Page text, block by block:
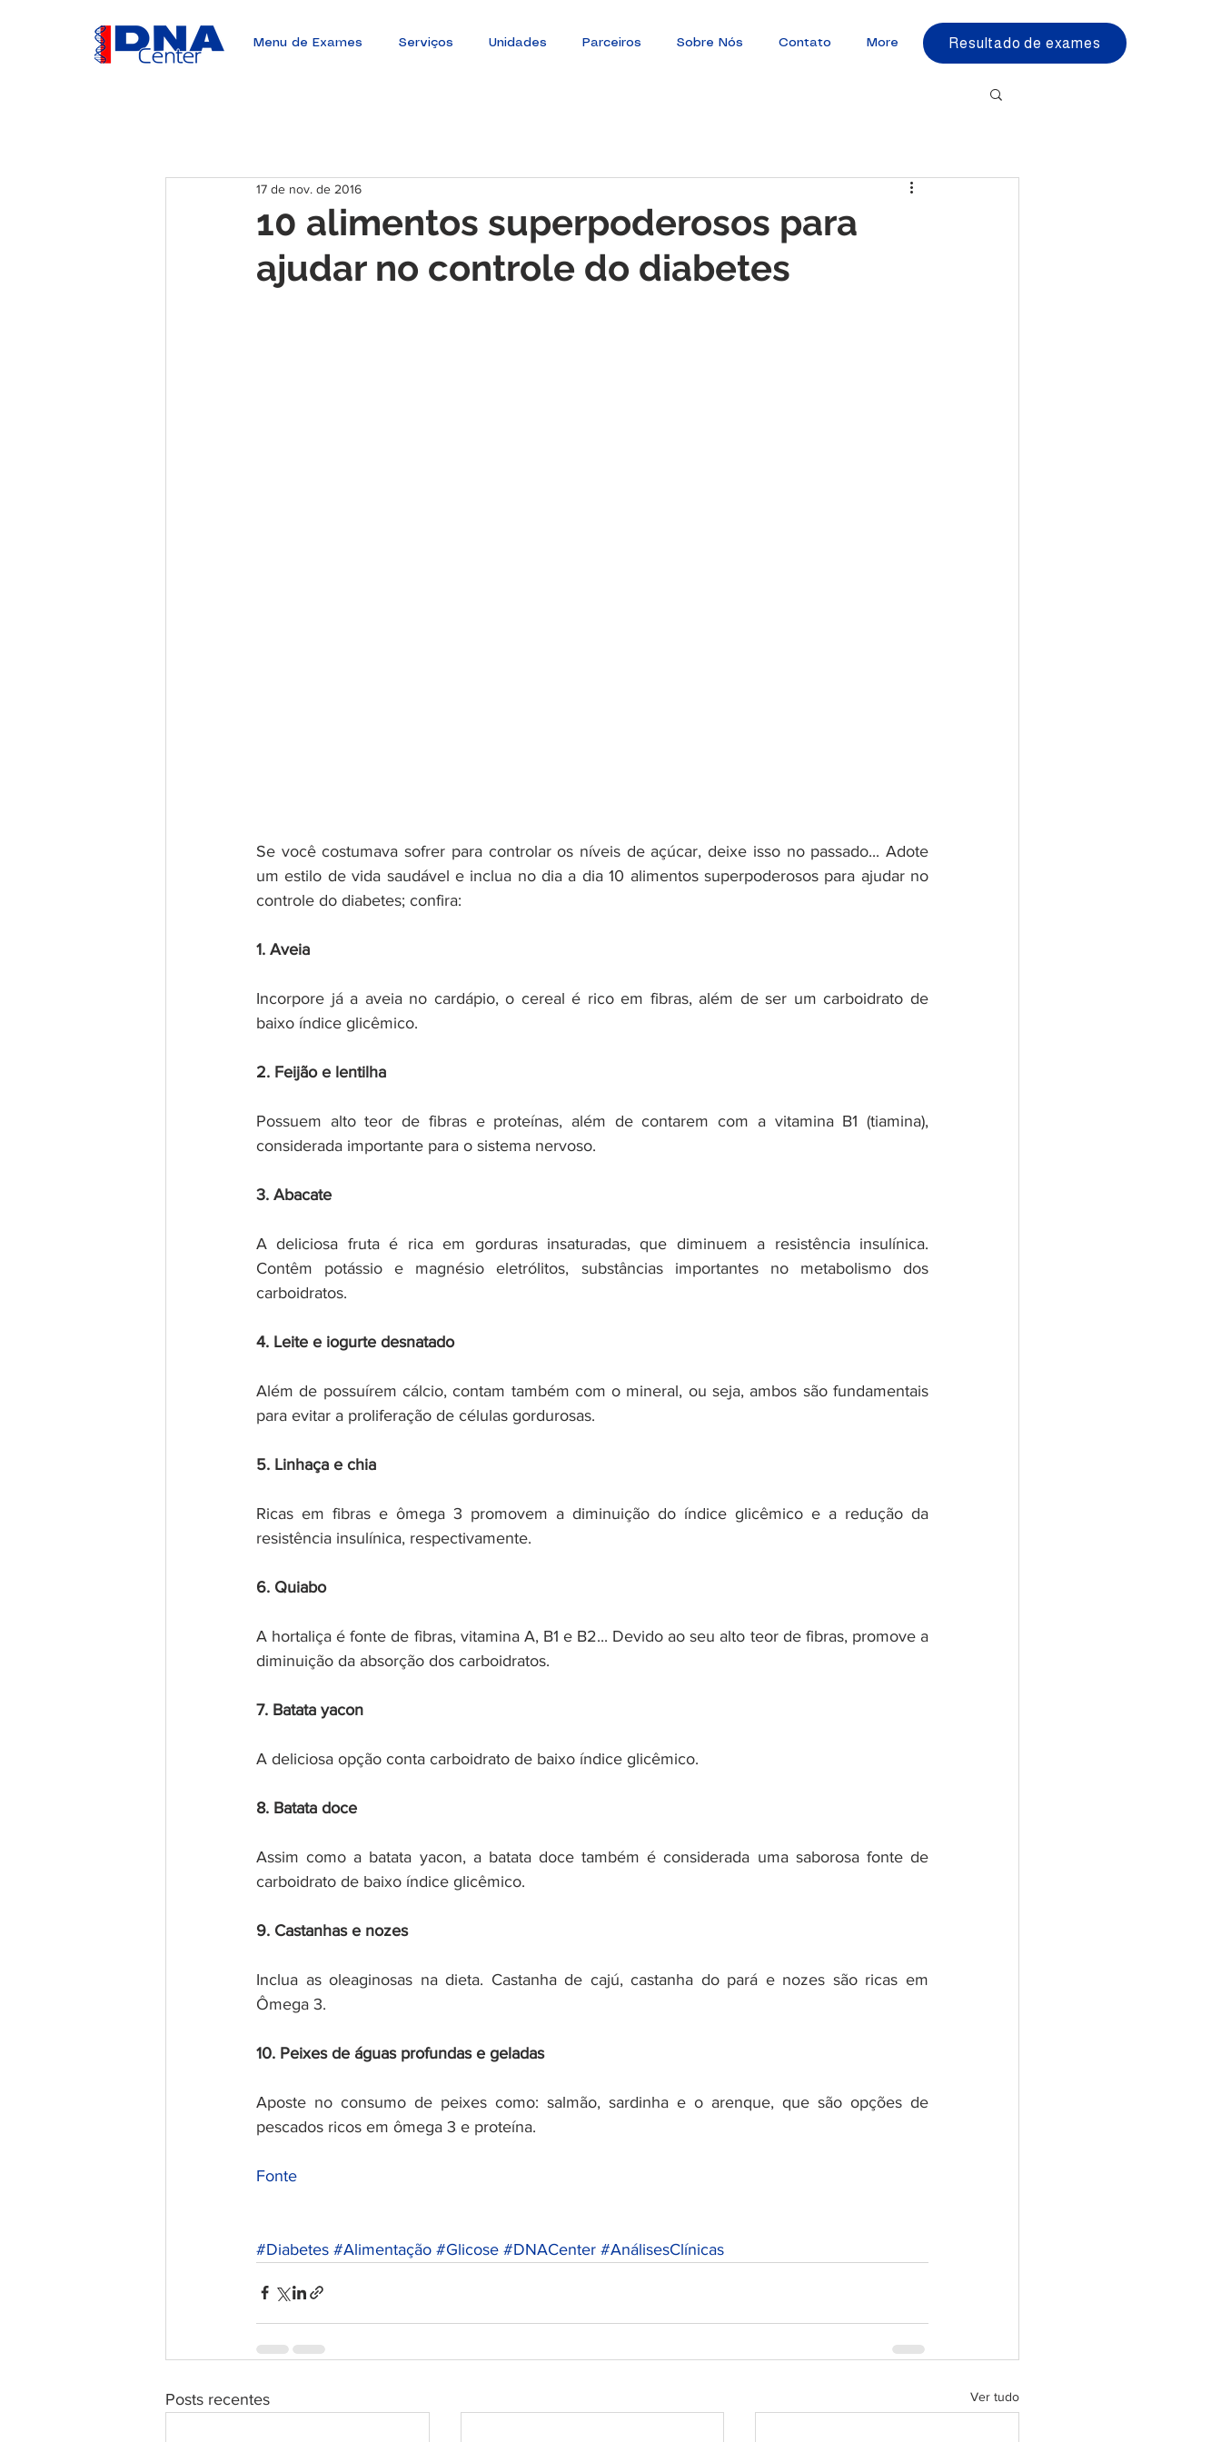
Menu de Exames Serviços Unidades Parceiros Sobre Nós Contato More Resultado de exames
10 alimentos superpoderosos para
ajudar no controle do diabetes
17 de nov. de 2016
Se você costumava sofrer para controlar os níveis de açúcar, deixe isso no passado... Adote
um estilo de vida saudável e inclua no dia a dia 10 alimentos superpoderosos para ajudar no
controle do diabetes; confira:
1. Aveia
Incorpore já a aveia no cardápio, o cereal é rico em fibras, além de ser um carboidrato de
baixo índice glicêmico.
2. Feijão e lentilha
Possuem alto teor de fibras e proteínas, além de contarem com a vitamina B1 (tiamina),
considerada importante para o sistema nervoso.
3. Abacate
A deliciosa fruta é rica em gorduras insaturadas, que diminuem a resistência insulínica.
Contêm potássio e magnésio eletrólitos, substâncias importantes no metabolismo dos
carboidratos.
4. Leite e iogurte desnatado
Além de possuírem cálcio, contam também com o mineral, ou seja, ambos são fundamentais
para evitar a proliferação de células gordurosas.
5. Linhaça e chia
Ricas em fibras e ômega 3 promovem a diminuição do índice glicêmico e a redução da
resistência insulínica, respectivamente.
6. Quiabo
A hortaliça é fonte de fibras, vitamina A, B1 e B2... Devido ao seu alto teor de fibras, promove a
diminuição da absorção dos carboidratos.
7. Batata yacon
A deliciosa opção conta carboidrato de baixo índice glicêmico.
8. Batata doce
Assim como a batata yacon, a batata doce também é considerada uma saborosa fonte de
carboidrato de baixo índice glicêmico.
9. Castanhas e nozes
Inclua as oleaginosas na dieta. Castanha de cajú, castanha do pará e nozes são ricas em
Ômega 3.
10. Peixes de águas profundas e geladas
Aposte no consumo de peixes como: salmão, sardinha e o arenque, que são opções de
pescados ricos em ômega 3 e proteína.
Fonte
#Diabetes #Alimentação #Glicose #DNACenter #AnálisesClínicas
Posts recentes Ver tudo